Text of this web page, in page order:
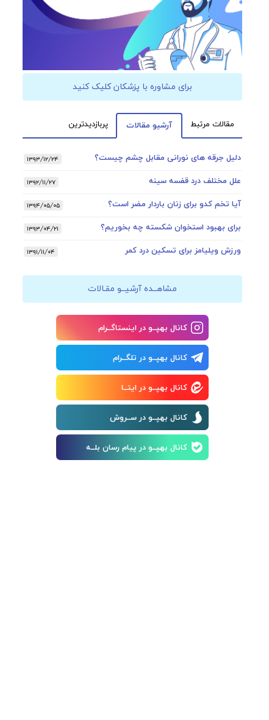
برای مشاوره با پزشکان کلیک کنید
مقالات مرتبط آرشیو مقالات پربازدیدترین
دلیل جرقه های نورانی مقابل چشم چیست؟ ۱۳۹۳/۱۲/۲۴
علل مختلف درد قفسه سینه ۱۳۹۲/۱۱/۲۷
آیا تخم کدو برای زنان باردار مضر است؟ ۱۳۹۴/۰۵/۰۵
برای بهبود استخوان شکسته چه بخوریم؟ ۱۳۹۳/۰۴/۲۱
ورزش ویلیامز برای تسکین درد کمر ۱۳۹۱/۱۱/۰۴
مشاهــده آرشیــو مقـالات
کانال بهپــو در اینستاگــرام
کانال بهپــو در تلگــرام
کانال بهپــو در ایتــا
کانال بهپــو در ســروش
کانال بهپــو در پیام رسان بلــه